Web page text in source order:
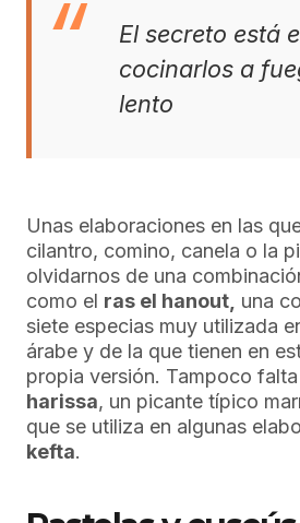
El secreto está
cocinarlos a
lento
Unas elaboraciones en las
cilantro, comino, canela o la
olvidarnos de una
como el ras el hanout, una
siete especias muy utilizada
árabe y de la que tienen en
propia versión. Tampoco
harissa, un picante típico
que se utiliza en algunas
kefta.